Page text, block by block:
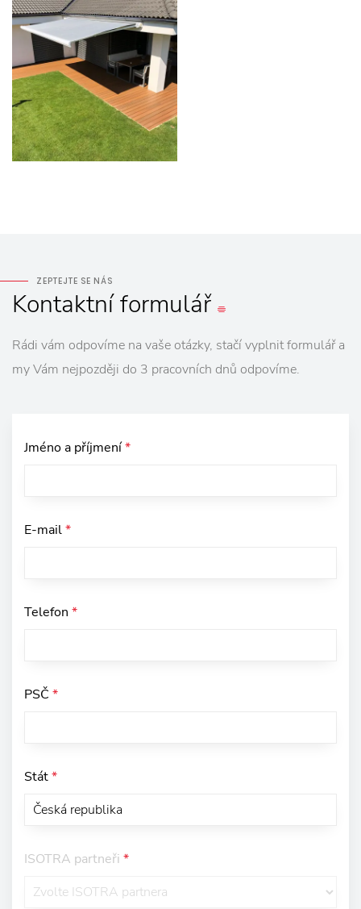
ZEPTEJTE SE NÁS
Kontaktníformulář
Rádi vám odpovíme na vaše otázky, stačí vyplnit formulář a
my Vám nejpozději do 3 pracovních dnů odpovíme.
Jméno a příjmení*
E-mail*
Telefon *
PSČ *
Stát*
ISOTRA partneři *